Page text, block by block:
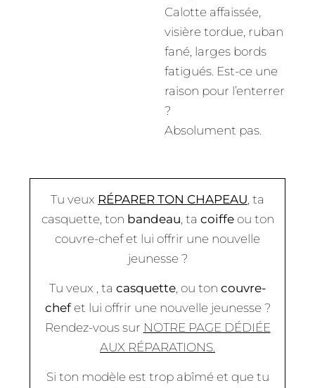
Calotte affaissée,
visière tordue, ruban
fané, larges bords
fatigués. Est-ce une
raison pour l’enterrer
?
Absolument pas.
Tu veux RÉPARER TON CHAPEAU , ta
casquette, ton bandeau , ta coiffeou ton
couvre-chef et lui offrir une nouvelle
jeunesse ?
Tu veux , ta casquette, ou ton couvre-
chefet lui offrir une nouvelle jeunesse ?
Rendez-vous sur NOTRE PAGE DÉDIÉE
AUX RÉPARATIONS.
Si ton modèle est trop abîmé et que tu